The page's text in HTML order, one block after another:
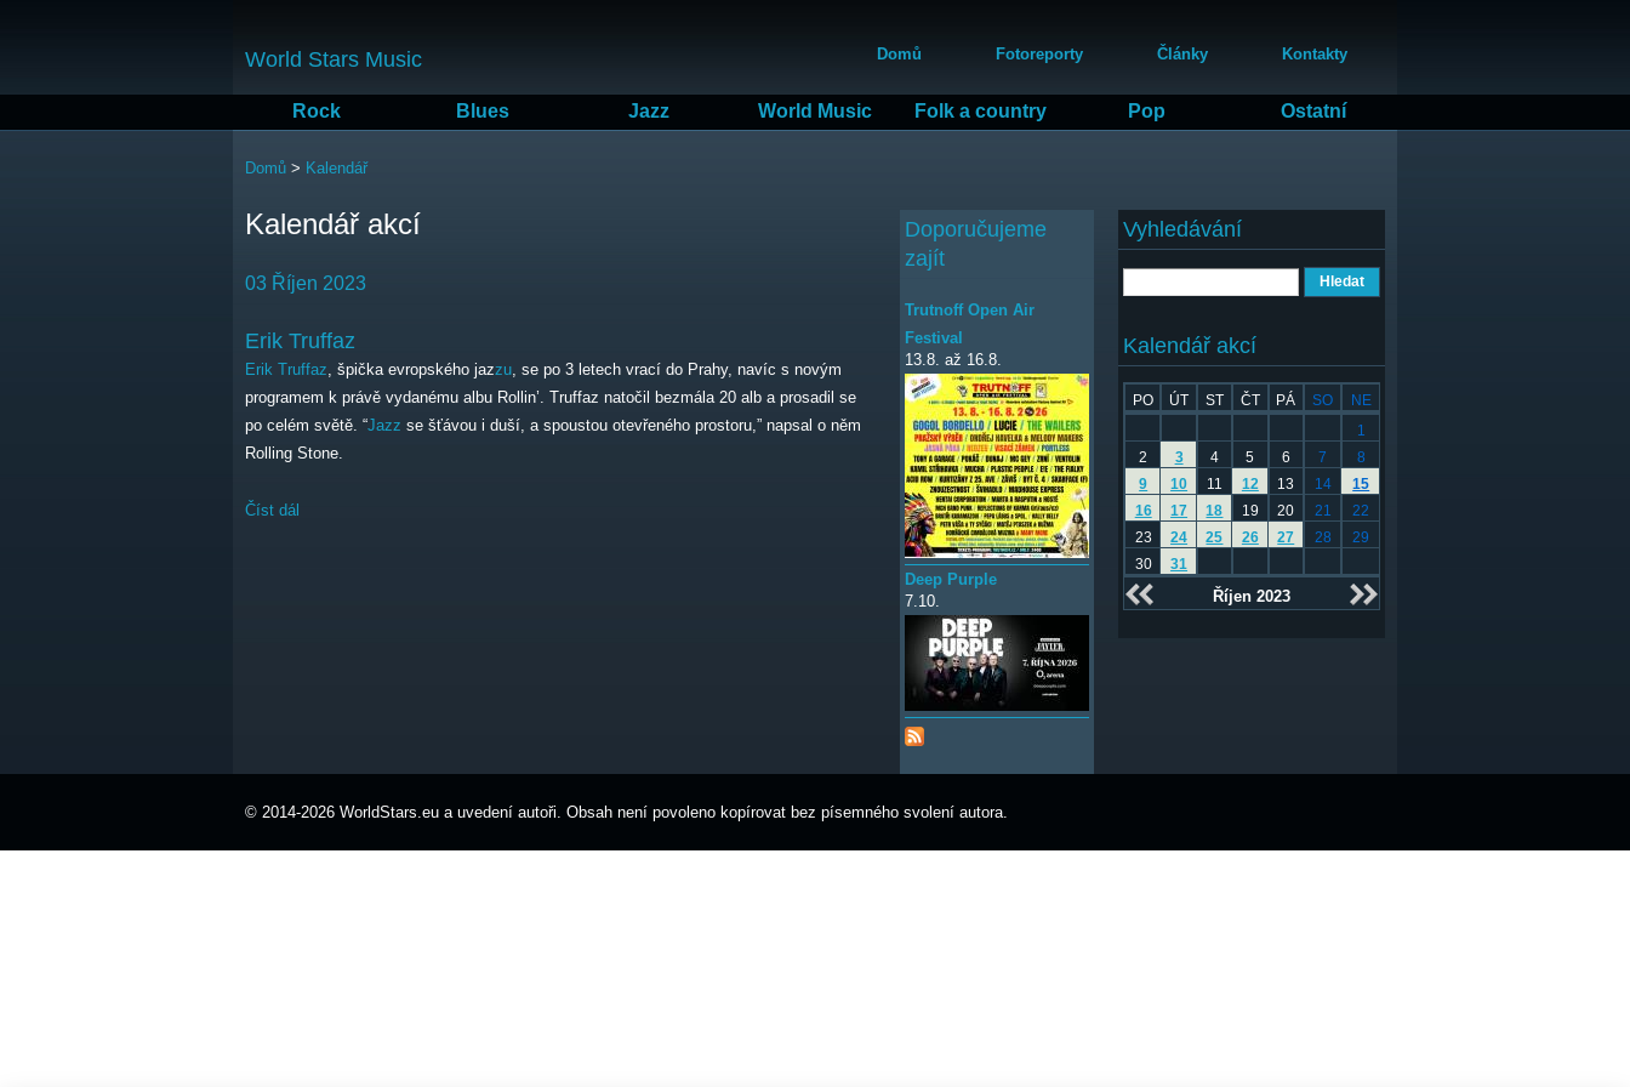
obsahu
World Stars Music Domů Fotoreporty Články Kontakty
Rock Blues Jazz World Music Folk a country Pop Ostatní
Jste zde
Domů > Kalendář
Kalendář akcí
03 Říjen 2023
Erik Truffaz
Erik Truffaz, špička evropského jazzu, se po 3 letech vrací do Prahy, navíc s novým
programem k právě vydanému albu Rollin’. Truffaz natočil bezmála 20 alb a prosadil se
po celém světě. “Jazz se šťávou i duší, a spoustou otevřeného prostoru,” napsal o něm
Rolling Stone.
Číst dál
Vyhledávání
Kalendář akcí
PO ÚT ST ČT PÁ SO
NE
1
2
3 4 5 6 7
8
9
10 11 12 13 14
15
16
17 18 19 20 21
22
23
24 25 26 27 28
29
30
31
Říjen 2023
Doporučujeme
zajít
Trutnoff Open Air
Festival
13.8. až 16.8.
Deep Purple
7.10.
© 2014-2026 WorldStars.eu a uvedení autoři. Obsah není povoleno kopírovat bez písemného svolení autora.